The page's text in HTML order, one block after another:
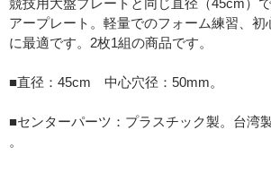
アープレート。軽量でのフォーム練習、
に最適です。2枚1組の商品です。
■直径：45cm 中心穴径：50mm。
■センターパーツ：プラスチック製。台湾
。